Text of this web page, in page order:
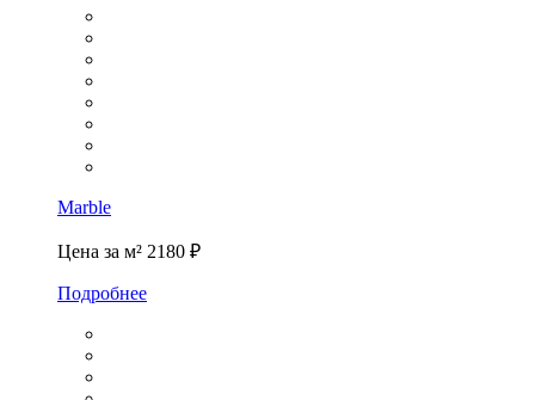
Marble
Цена за м² 2180 ₽
Подробнее